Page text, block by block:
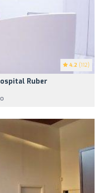
4.2 (112)
Ruber